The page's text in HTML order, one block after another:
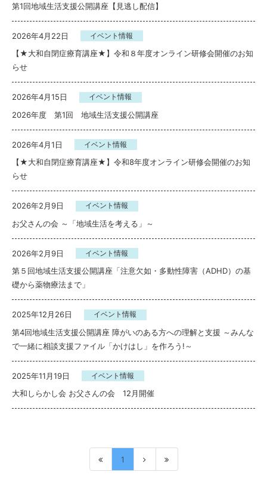
第1回地域生活支援公開講座【見逃し配信】
2026年4月22日 イベント情報
【★大和自閉症療育講座★】令和８年度オンライン研修会開催のお知
らせ
2026年4月15日 イベント情報
2026年度 第1回 地域生活支援公開講座
2026年4月1日 イベント情報
【★大和自閉症療育講座★】令和8年度オンライン研修会開催のお知
らせ
2026年2月9日 イベント情報
お父さんの会 ～「地域生活を考える」～
2026年2月9日 イベント情報
第５回地域生活支援公開講座「注意欠如・多動性障害（ADHD）の基
礎から薬物療法まで」
2025年12月26日 イベント情報
第4回地域生活支援公開講座 障がいのある方への理解と支援 ～みんな
で一緒に相談支援ファイル「かけはし」を作ろう!～
2025年11月19日 イベント情報
大和しらかし会 お父さんの会 12月開催
1